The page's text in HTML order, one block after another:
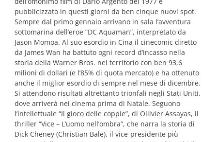
pubblicizzato in questi giorni da ben cinque nuovi spot.
Sempre dal primo gennaio arrivano in sala l’avventura
sottomarina dell’eroe “DC Aquaman”, interpretato da
Jason Momoa. Al suo esordio in Cina il cinecomic diretto
da James Wan ha battuto ogni record d’incasso nella
storia della Warner Bros. nel territorio con ben 93,6
milioni di dollari (e l’85% di quota mercato) e ha ottenuto
anche il miglior esordio di sempre nel mese di dicembre.
Si attendono risultati altrettanto trionfali negli Stati Uniti,
dove arriverà nei cinema prima di Natale. Seguono
l’intellettuale “Il gioco delle coppie”, di Olilvier Assayas, il
thriller “Vice – L’uomo nell’ombra”, che narra la storia di
Dick Cheney (Christian Bale), il vice-presidente più